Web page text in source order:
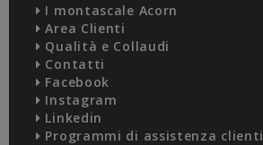
I montascale Acorn
Area Clienti
Qualità e Collaudi
Contatti
Facebook
Instagram
Linkedin
Programmi di assistenza clienti